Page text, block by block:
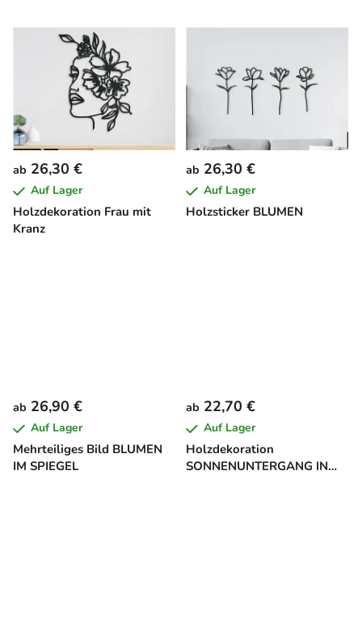
Holzdekoration Frau mit
Kranz
ab 26,30 €
Auf Lager
Holzsticker BLUMEN
ab 26,30 €
Auf Lager
Mehrteiliges Bild BLUMEN
IM SPIEGEL
ab 26,90 €
Auf Lager
Holzdekoration
SONNENUNTERGANG IN
ab 22,70 €
Auf Lager